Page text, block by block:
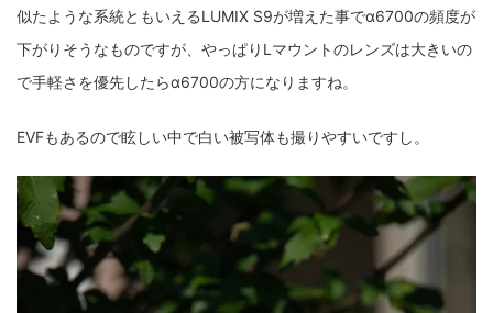
似たような系統ともいえるLUMIX S9が増えた事でα6700の頻度が
下がりそうなものですが、やっぱりLマウントのレンズは大きいの
で手軽さを優先したらα6700の方になりますね。
EVFもあるので眩しい中で白い被写体も撮りやすいですし。